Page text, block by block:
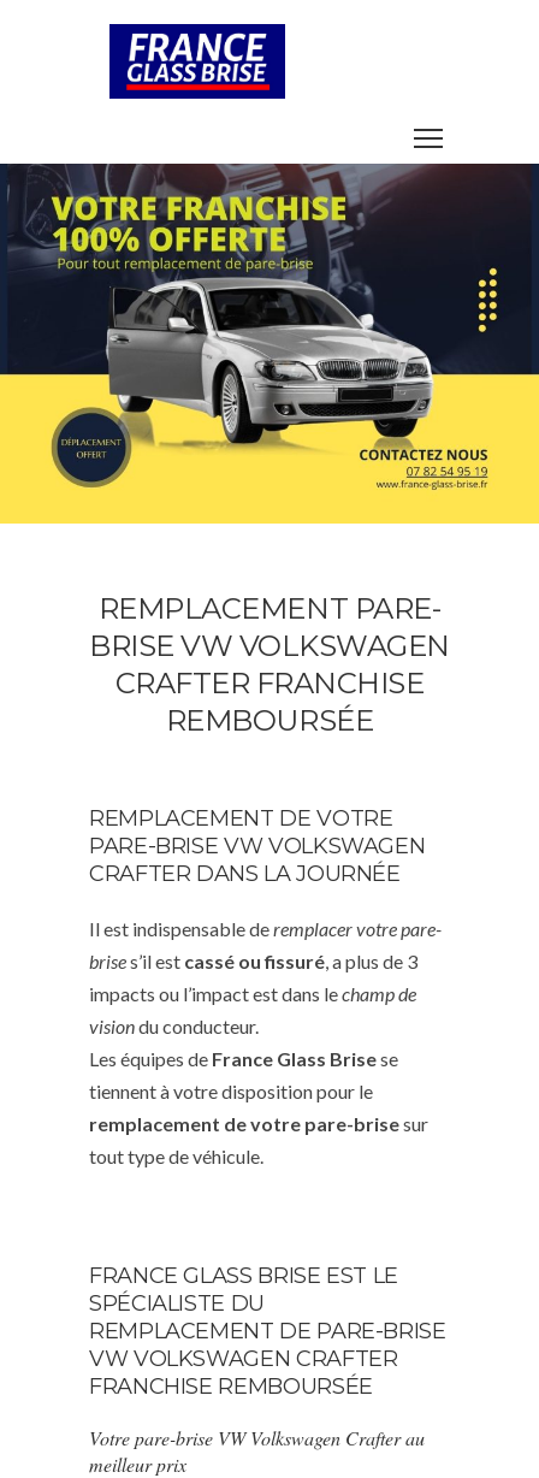
REMPLACEMENT PARE-
BRISE VW VOLKSWAGEN
CRAFTER FRANCHISE
REMBOURSÉE
REMPLACEMENT DE VOTRE
PARE-BRISE VW VOLKSWAGEN
CRAFTER DANS LA JOURNÉE
Il est indispensable deremplacer votre pare-
brises’il est cassé ou fissuré , a plus de 3
impacts ou l’impact est dans lechamp de
visiondu conducteur.
Les équipes de France Glass Brisese
tiennent à votre disposition pour le
remplacement de votre pare-brisesur
tout type de véhicule.
FRANCE GLASS BRISE EST LE
SPÉCIALISTE DU
REMPLACEMENT DE PARE-BRISE
VW VOLKSWAGEN CRAFTER
FRANCHISE REMBOURSÉE
Votre pare-brise VW Volkswagen Crafter au
meilleur prix